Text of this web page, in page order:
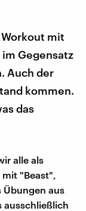
mit
Gegensatz
Auch der
kommen.
das
alle als
"Beast",
Übungen aus
ausschließlich